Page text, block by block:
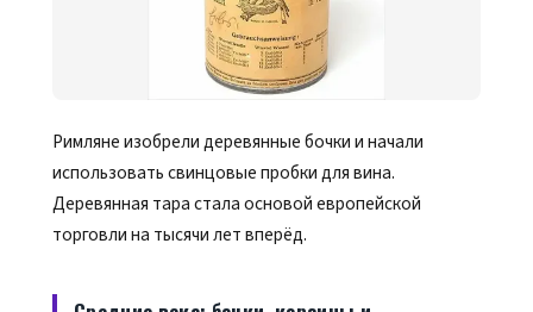
Римляне изобрели деревянные бочки и начали
использовать свинцовые пробки для вина.
Деревянная тара стала основой европейской
торговли на тысячи лет вперёд.